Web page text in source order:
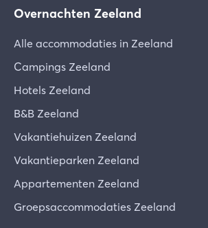
Overnachten Zeeland
Alle accommodaties in Zeeland
Campings Zeeland
Hotels Zeeland
B&B Zeeland
Vakantiehuizen Zeeland
Vakantieparken Zeeland
Appartementen Zeeland
Groepsaccommodaties Zeeland